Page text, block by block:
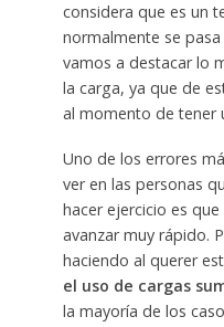
considera que es un
normalmente se
vamos a destacar lo
la carga, ya que de
al momento de tener
Uno de los errores
ver en las personas
hacer ejercicio es
avanzar muy rápido.
haciendo al querer
el uso de cargas
la mayoría de los